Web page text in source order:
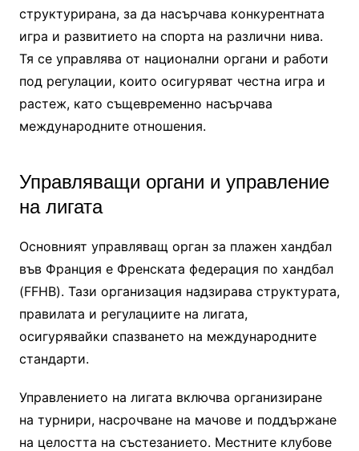
структурирана, за да насърчава конкурентната
игра и развитието на спорта на различни нива.
Тя се управлява от национални органи и работи
под регулации, които осигуряват честна игра и
растеж, като същевременно насърчава
международните отношения.
Управляващи органи и управление
на лигата
Основният управляващ орган за плажен хандбал
във Франция е Френската федерация по хандбал
(FFHB). Тази организация надзирава структурата,
правилата и регулациите на лигата,
осигурявайки спазването на международните
стандарти.
Управлението на лигата включва организиране
на турнири, насрочване на мачове и поддържане
на целостта на състезанието. Местните клубове